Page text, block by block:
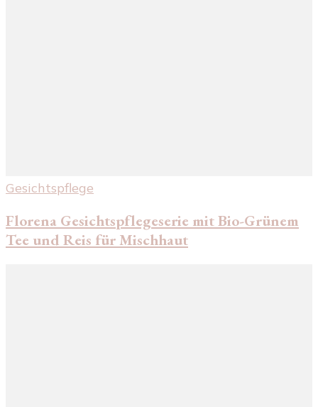
Gesichtspflege
Florena Gesichtspflegeserie mit Bio-Grünem
Tee und Reis für Mischhaut